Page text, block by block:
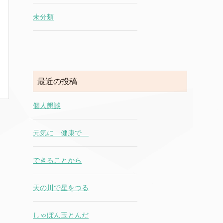
未分類
最近の投稿
個人懇談
元気に 健康で
できることから
天の川で星をつる
しゃぼん玉とんだ